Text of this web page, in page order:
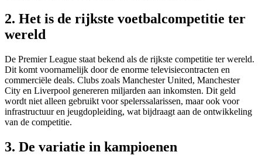
2. Het is de rijkste voetbalcompetitie ter
wereld
De Premier League staat bekend als de rijkste competitie ter wereld.
Dit komt voornamelijk door de enorme televisiecontracten en
commerciële deals. Clubs zoals Manchester United, Manchester
City en Liverpool genereren miljarden aan inkomsten. Dit geld
wordt niet alleen gebruikt voor spelerssalarissen, maar ook voor
infrastructuur en jeugdopleiding, wat bijdraagt aan de ontwikkeling
van de competitie.
3. De variatie in kampioenen